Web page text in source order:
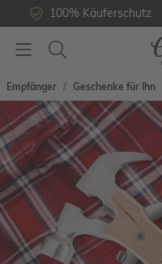
100% Käuferschutz
Empfänger Geschenke für Ihn